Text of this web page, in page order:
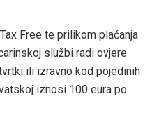
Free te prilikom plaćanja
službi radi ovjere
ili izravno kod pojedinih
iznosi 100 eura po